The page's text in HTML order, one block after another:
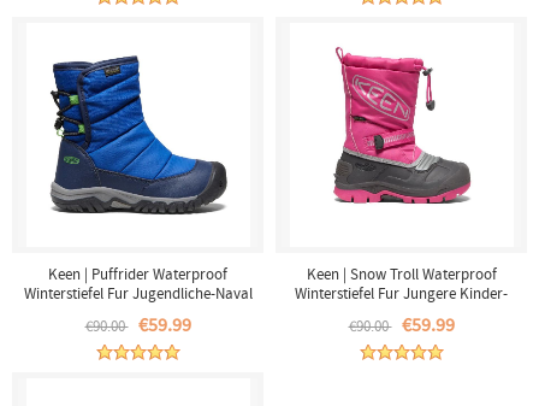
Keen | Puffrider Waterproof
Winterstiefel Fur Jugendliche-Naval
€90.00 €59.99
Keen | Snow Troll Waterproof
Winterstiefel Fur Jungere Kinder-
€90.00 €59.99